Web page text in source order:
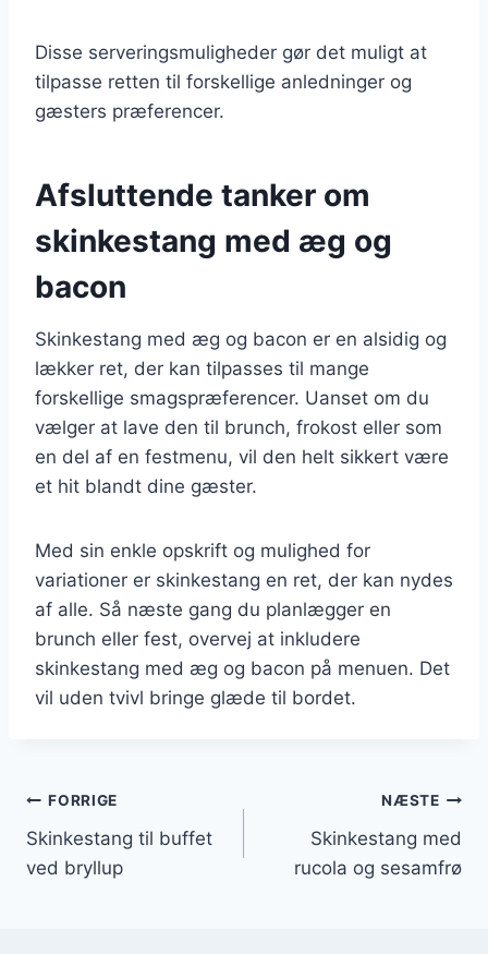
Disse serveringsmuligheder gør det muligt at
tilpasse retten til forskellige anledninger og
gæsters præferencer.
Afsluttende tanker om
skinkestang med æg og
bacon
Skinkestang med æg og bacon er en alsidig og
lækker ret, der kan tilpasses til mange
forskellige smagspræferencer. Uanset om du
vælger at lave den til brunch, frokost eller som
en del af en festmenu, vil den helt sikkert være
et hit blandt dine gæster.
Med sin enkle opskrift og mulighed for
variationer er skinkestang en ret, der kan nydes
af alle. Så næste gang du planlægger en
brunch eller fest, overvej at inkludere
skinkestang med æg og bacon på menuen. Det
vil uden tvivl bringe glæde til bordet.
Indlægsnavigation
FORRIGE
Skinkestang til buffet
ved bryllup
NÆSTE
Skinkestang med
rucola og sesamfrø